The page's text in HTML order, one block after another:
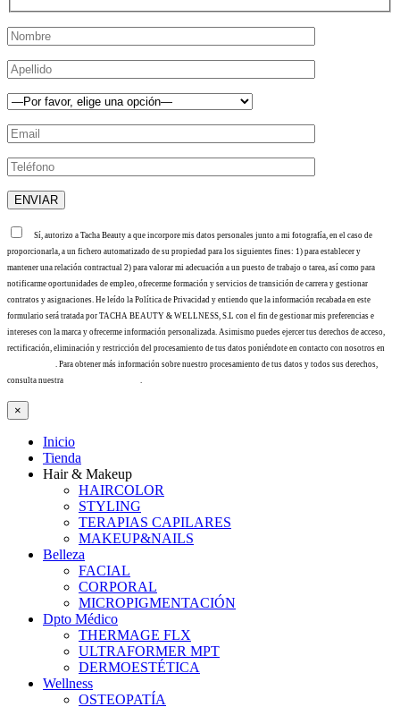
Sí, autorizo a Tacha Beauty a que incorpore mis datos personales junto a mi fotografía, en el caso de
proporcionarla, a un fichero automatizado de su propiedad para los siguientes fines: 1) para establecer y
mantener una relación contractual 2) para valorar mi adecuación a un puesto de trabajo o tarea, así como para
notificarme oportunidades de empleo, ofrecerme formación y servicios de transición de carrera y gestionar
contratos y asignaciones. He leído la Política de Privacidad y entiendo que la información recabada en este
formulario será tratada por TACHA BEAUTY & WELLNESS, S.L con el fin de gestionar mis preferencias e
intereses con la marca y ofrecerme información personalizada. Asimismo puedes ejercer tus derechos de acceso,
rectificación, eliminación y restricción del procesamiento de tus datos poniéndote en contacto con nosotros en
. Para obtener más información sobre nuestro procesamiento de tus datos y todos sus derechos,
consulta nuestra
×
Inicio
Tienda
Hair & Makeup
HAIRCOLOR
STYLING
TERAPIAS CAPILARES
MAKEUP&NAILS
Belleza
FACIAL
CORPORAL
MICROPIGMENTACIÓN
Dpto Médico
THERMAGE FLX
ULTRAFORMER MPT
DERMOESTÉTICA
Wellness
OSTEOPATÍA